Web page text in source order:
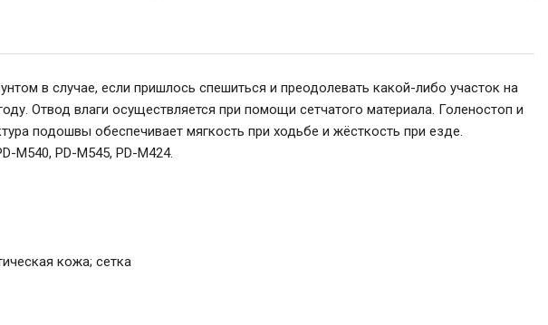
в случае, если пришлось спешиться и преодолевать какой-либо участок на
Отвод влаги осуществляется при помощи сетчатого материала. Голеностоп и
подошвы обеспечивает мягкость при ходьбе и жёсткость при езде.
M540, PD-M545, PD-M424.
кожа; сетка